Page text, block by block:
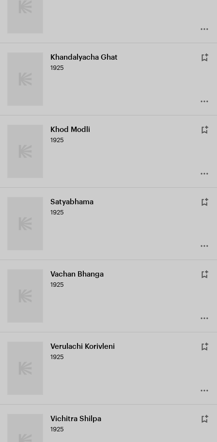
Khandalyacha Ghat
1925
Khod Modli
1925
Satyabhama
1925
Vachan Bhanga
1925
Verulachi Korivleni
1925
Vichitra Shilpa
1925